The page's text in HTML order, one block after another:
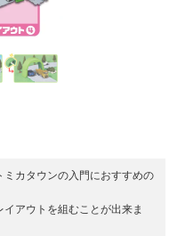
カタウンの入門におすすめの
アウトを組むことが出来ま